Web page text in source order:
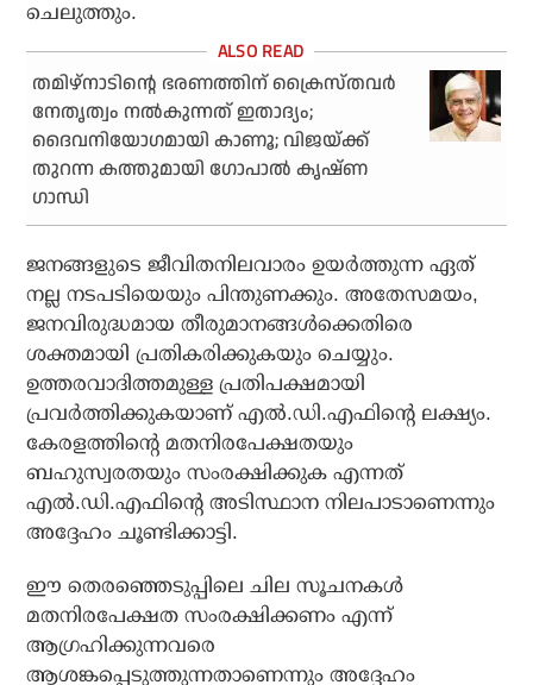
ചെലുത്തും.
തമിഴ്‌നാടിന്റെ ഭരണത്തിന് ക്രൈസ്തവര്‍
നേതൃത്വം നല്‍കുന്നത് ഇതാദ്യം;
ദൈവനിയോഗമായി കാണൂ; വിജയ്ക്ക്
തുറന്ന കത്തുമായി ഗോപാല്‍ കൃഷ്ണ
ഗാന്ധി
ജനങ്ങളുടെ ജീവിതനിലവാരം ഉയര്‍ത്തുന്ന ഏത്
നല്ല നടപടിയെയും പിന്തുണക്കും. അതേസമയം,
ജനവിരുദ്ധമായ തീരുമാനങ്ങള്‍ക്കെതിരെ
ശക്തമായി പ്രതികരിക്കുകയും ചെയ്യും.
ഉത്തരവാദിത്തമുള്ള പ്രതിപക്ഷമായി
പ്രവര്‍ത്തിക്കുകയാണ് എല്‍.ഡി.എഫിന്റെ ലക്ഷ്യം.
കേരളത്തിന്റെ മതനിരപേക്ഷതയും
ബഹുസ്വരതയും സംരക്ഷിക്കുക എന്നത്
എല്‍.ഡി.എഫിന്റെ അടിസ്ഥാന നിലപാടാണെന്നും
അദ്ദേഹം ചൂണ്ടിക്കാട്ടി.
ഈ തെരഞ്ഞെടുപ്പിലെ ചില സൂചനകള്‍
മതനിരപേക്ഷത സംരക്ഷിക്കണം എന്ന്
ആഗ്രഹിക്കുന്നവരെ
ആശങ്കപ്പെടുത്തുന്നതാണെന്നും അദ്ദേഹം